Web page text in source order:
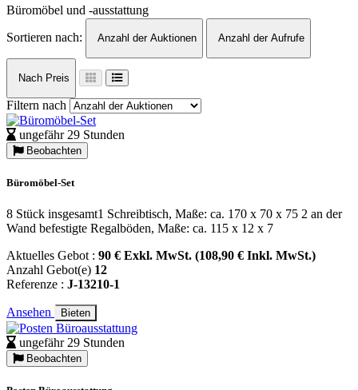
Büromöbel und -ausstattung
Sortieren nach:
Anzahl der Auktionen Anzahl der Aufrufe
Nach Preis
Filtern nach
ungefähr 29 Stunden
Beobachten
Büromöbel-Set
8 Stück insgesamt1 Schreibtisch, Maße: ca. 170 x 70 x 75 2 an der
Wand befestigte Regalböden, Maße: ca. 115 x 12 x 7
Aktuelles Gebot : 90 € Exkl. MwSt. (108,90 € Inkl. MwSt.)
Anzahl Gebot(e) 12
Referenze : J-13210-1
Ansehen Bieten
ungefähr 29 Stunden
Beobachten